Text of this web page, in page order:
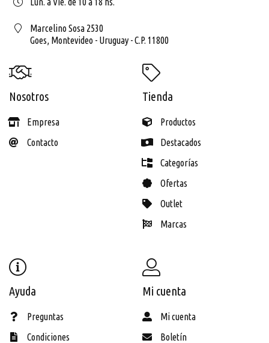
Marcelino Sosa 2530
Goes, Montevideo - Uruguay - C.P. 11800
Nosotros
Empresa
Contacto
Tienda
Productos
Destacados
Categorías
Ofertas
Outlet
Marcas
Ayuda
Preguntas
Condiciones
Mi cuenta
Mi cuenta
Boletín